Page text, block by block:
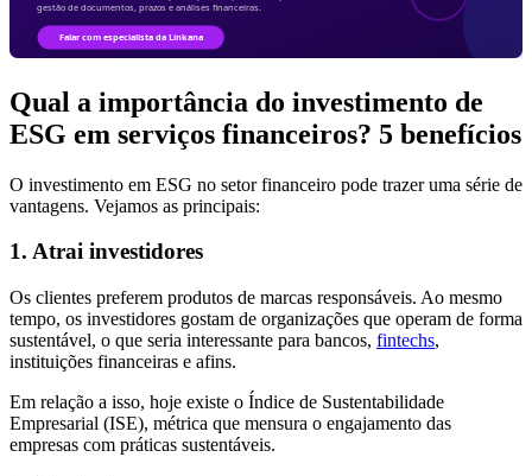
Qual a importância do investimento de
ESG em serviços financeiros? 5 benefícios
O investimento em ESG no setor financeiro pode trazer uma série de
vantagens. Vejamos as principais:
1. Atrai investidores
Os clientes preferem produtos de marcas responsáveis. Ao mesmo
tempo, os investidores gostam de organizações que operam de forma
sustentável, o que seria interessante para bancos, fintechs,
instituições financeiras e afins.
Em relação a isso, hoje existe o Índice de Sustentabilidade
Empresarial (ISE), métrica que mensura o engajamento das
empresas com práticas sustentáveis.